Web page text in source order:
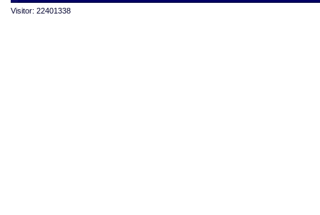
Visitor: 22401338